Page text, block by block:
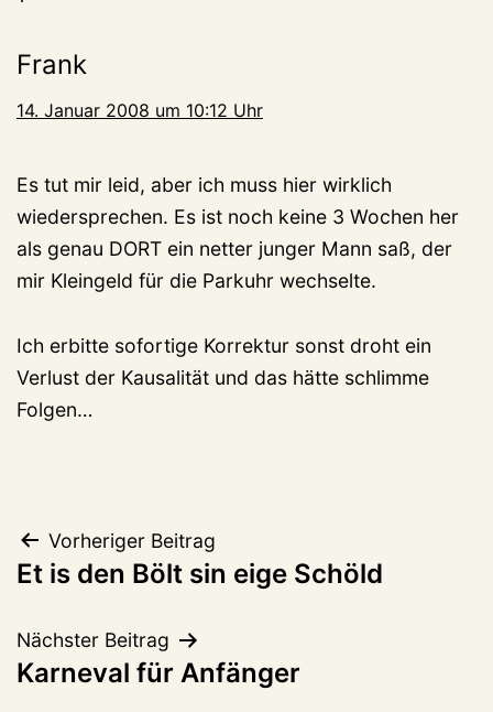
Frank
14. Januar 2008 um 10:12 Uhr
Es tut mir leid, aber ich muss hier wirklich
wiedersprechen. Es ist noch keine 3 Wochen her
als genau DORT ein netter junger Mann saß, der
mir Kleingeld für die Parkuhr wechselte.
Ich erbitte sofortige Korrektur sonst droht ein
Verlust der Kausalität und das hätte schlimme
Folgen…
Beitragsnavigation
Vorheriger Beitrag
Et is den Bölt sin eige Schöld
Nächster Beitrag
Karneval für Anfänger